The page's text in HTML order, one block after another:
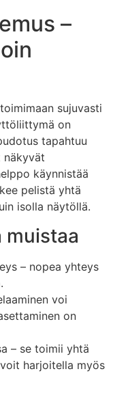
–
sujuvasti
on
tapahtuu
näkyvät
käynnistää
pelistä yhtä
isolla näytöllä.
muistaa
– nopea yhteys
voi
on
– se toimii yhtä
harjoitella myös